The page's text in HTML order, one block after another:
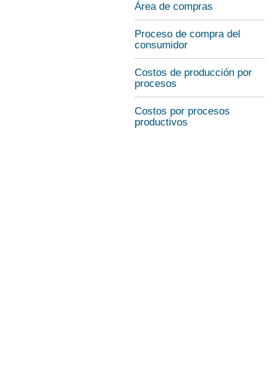
Área de compras
Proceso de compra del
consumidor
Costos de producción por
procesos
Costos por procesos
productivos